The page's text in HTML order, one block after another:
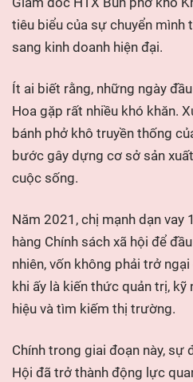
tiêu biểu của sự chuyển mình
sang kinh doanh hiện đại.
Ít ai biết rằng, những ngày
Hoa gặp rất nhiều khó khăn.
bánh phở khô truyền thống
bước gây dựng cơ sở sản
cuộc sống.
Năm 2021, chị mạnh dạn
hàng Chính sách xã hội để
nhiên, vốn không phải trở
khi ấy là kiến thức quản trị,
hiệu và tìm kiếm thị trường.
Chính trong giai đoạn này, sự
Hội đã trở thành động lực